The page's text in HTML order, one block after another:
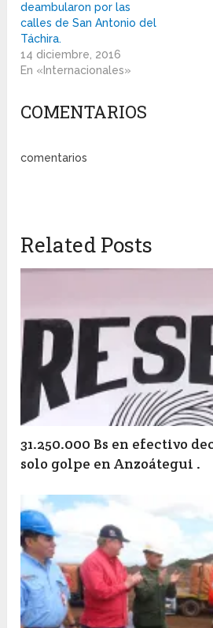
deambularon por las
calles de San Antonio del
Táchira.
14 diciembre, 2016
En «Internacionales»
COMENTARIOS
comentarios
Related Posts
31.250.000 Bs en efectivo
solo golpe en Anzoátegui .